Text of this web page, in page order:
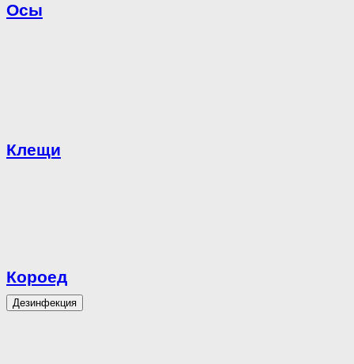
Осы
Клещи
Короед
Дезинфекция